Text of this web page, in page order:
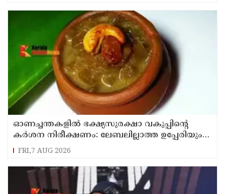
ഓണച്ചന്തകളിൽ ഭക്ഷ്യസുരക്ഷാ വകുപ്പിന്റെ
കർശന നിരീക്ഷണം: ലേബലില്ലാത്ത ഉപ്പേരിയും
സുരക്ഷിതമല്ലാത്ത പായസവും പിടികൂടും
FRI,7 AUG 2026